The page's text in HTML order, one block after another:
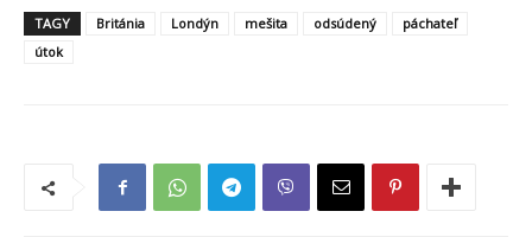
TAGY Británia Londýn mešita odsúdený
páchateľ
útok